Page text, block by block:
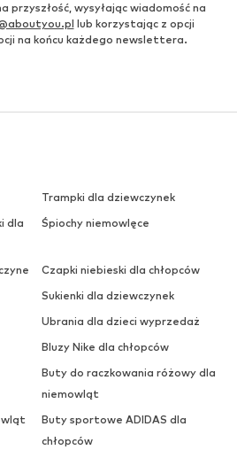
przyszłość, wysyłając wiadomość na
lub korzystając z opcji
na końcu każdego newslettera.
Trampki dla dziewczynek
dla
Śpiochy niemowlęce
Czapki niebieski dla chłopców
Sukienki dla dziewczynek
Ubrania dla dzieci wyprzedaż
Bluzy Nike dla chłopców
Buty do raczkowania różowy dla
niemowląt
Buty sportowe ADIDAS dla
chłopców